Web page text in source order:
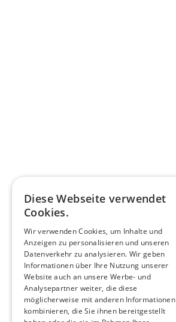
Diese Webseite verwendet
Cookies.
Wir verwenden Cookies, um Inhalte und
Anzeigen zu personalisieren und unseren
Datenverkehr zu analysieren. Wir geben
Informationen über Ihre Nutzung unserer
Website auch an unsere Werbe- und
Analysepartner weiter, die diese
möglicherweise mit anderen Informationen
kombinieren, die Sie ihnen bereitgestellt